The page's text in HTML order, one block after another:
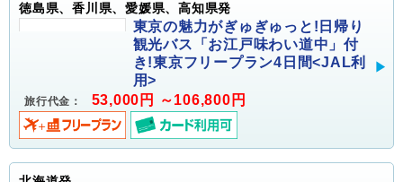
徳島県、香川県、愛媛県、高知県発
東京の魅力がぎゅぎゅっと!日帰り
観光バス「お江戸味わい道中」付
き!東京フリープラン4日間<JAL利
用>
旅行代金： 53,000円 ～106,800円